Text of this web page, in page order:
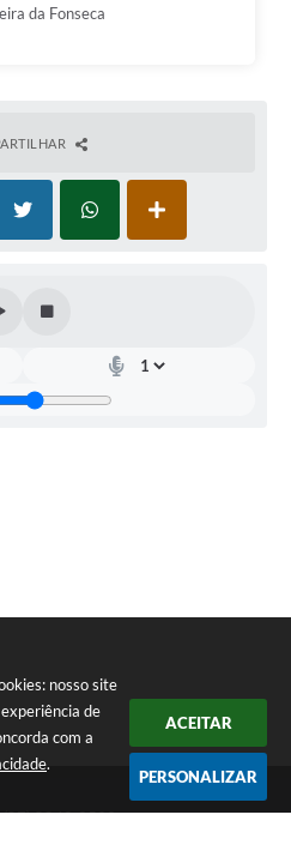
nosso site
de
com a
.
ACEITAR
PERSONALIZAR
da Fonseca
3249-9500